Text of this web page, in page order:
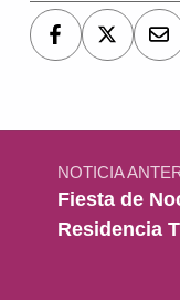
Navegación de entradas
NOTICIA
Fiesta de
Residencia